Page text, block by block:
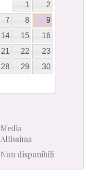
1
2
7 8
9
14 15
16
21 22
23
28 29
30
Media
Altissima
Non disponibili